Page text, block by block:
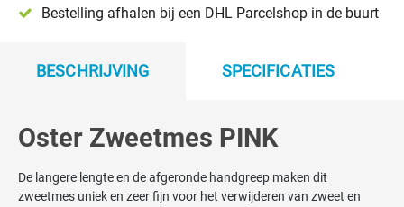
Bestelling afhalen bij een DHL Parcelshop in de buurt
BESCHRIJVING SPECIFICATIES
Oster Zweetmes PINK
De langere lengte en de afgeronde handgreep maken dit
zweetmes uniek en zeer fijn voor het verwijderen van zweet en